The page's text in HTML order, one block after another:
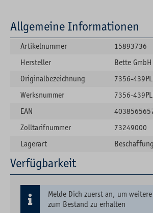
Allgemeine Informationen
Artikelnummer
15893736
Hersteller
Bette
Originalbezeichnung
7356-
Werksnummer
7356-
EAN
Zolltarifnummer
73249000
Lagerart
Verfügbarkeit
Melde Dich zuerst an, um
zum Bestand zu erhalten